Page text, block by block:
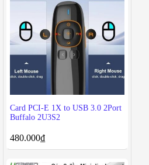
Card PCI-E 1X to USB 3.0 2Port
Buffalo 2U3S2
480.000₫